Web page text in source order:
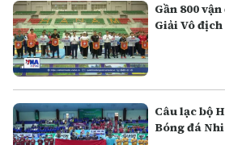
Gần 800
Giải Vô
Câu lạc bộ
Bóng đá